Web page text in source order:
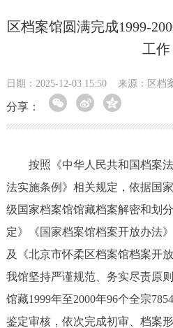
区档案馆圆满完成1999-
工作
日期：2025-12-03 15:50 来源：区档
分享：
按照《中华人民共和国档案法
法实施条例》相关规定，依据国
级国家档案馆馆藏档案解密和划
定》《国家档案馆档案开放办法
及《北京市怀柔区档案馆档案开
我馆坚持严谨规范、务实尽责原
馆藏1999年至2000年96个全宗
鉴定审核，依次完成初审、档案